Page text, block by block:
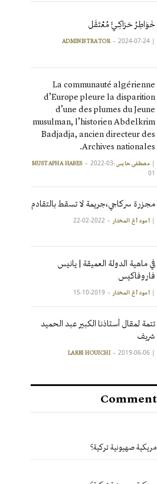
خَوَاطِرُ حَرَاكِـيٍّ مُعْتَقَل
|
ADMINISTRATOR 2024-07-24
La communauté algérienne
d’Europe pleure la disparition
d’une des plumes du Jeune
musulman, l’historien Abdelkrim
Badjadja, ancien directeur des
Archives nationales.
| مصطفى حابس MUSTAPHA HABES2022-03-
01
مجزرة سركاجي،جريمة لا تسقط بالتقادم
| آمود أغ المختار 2022-02-22
في ماهية الدولة العميقة | يانيس
فاروفاكيس
| آمود أغ المختار 2019-10-15
تتمة لمقال أستاذنا الكبير عبد الحميد
شريف
|
LARBI HOUICHI 2019-06-06
صهيونية تركية؟